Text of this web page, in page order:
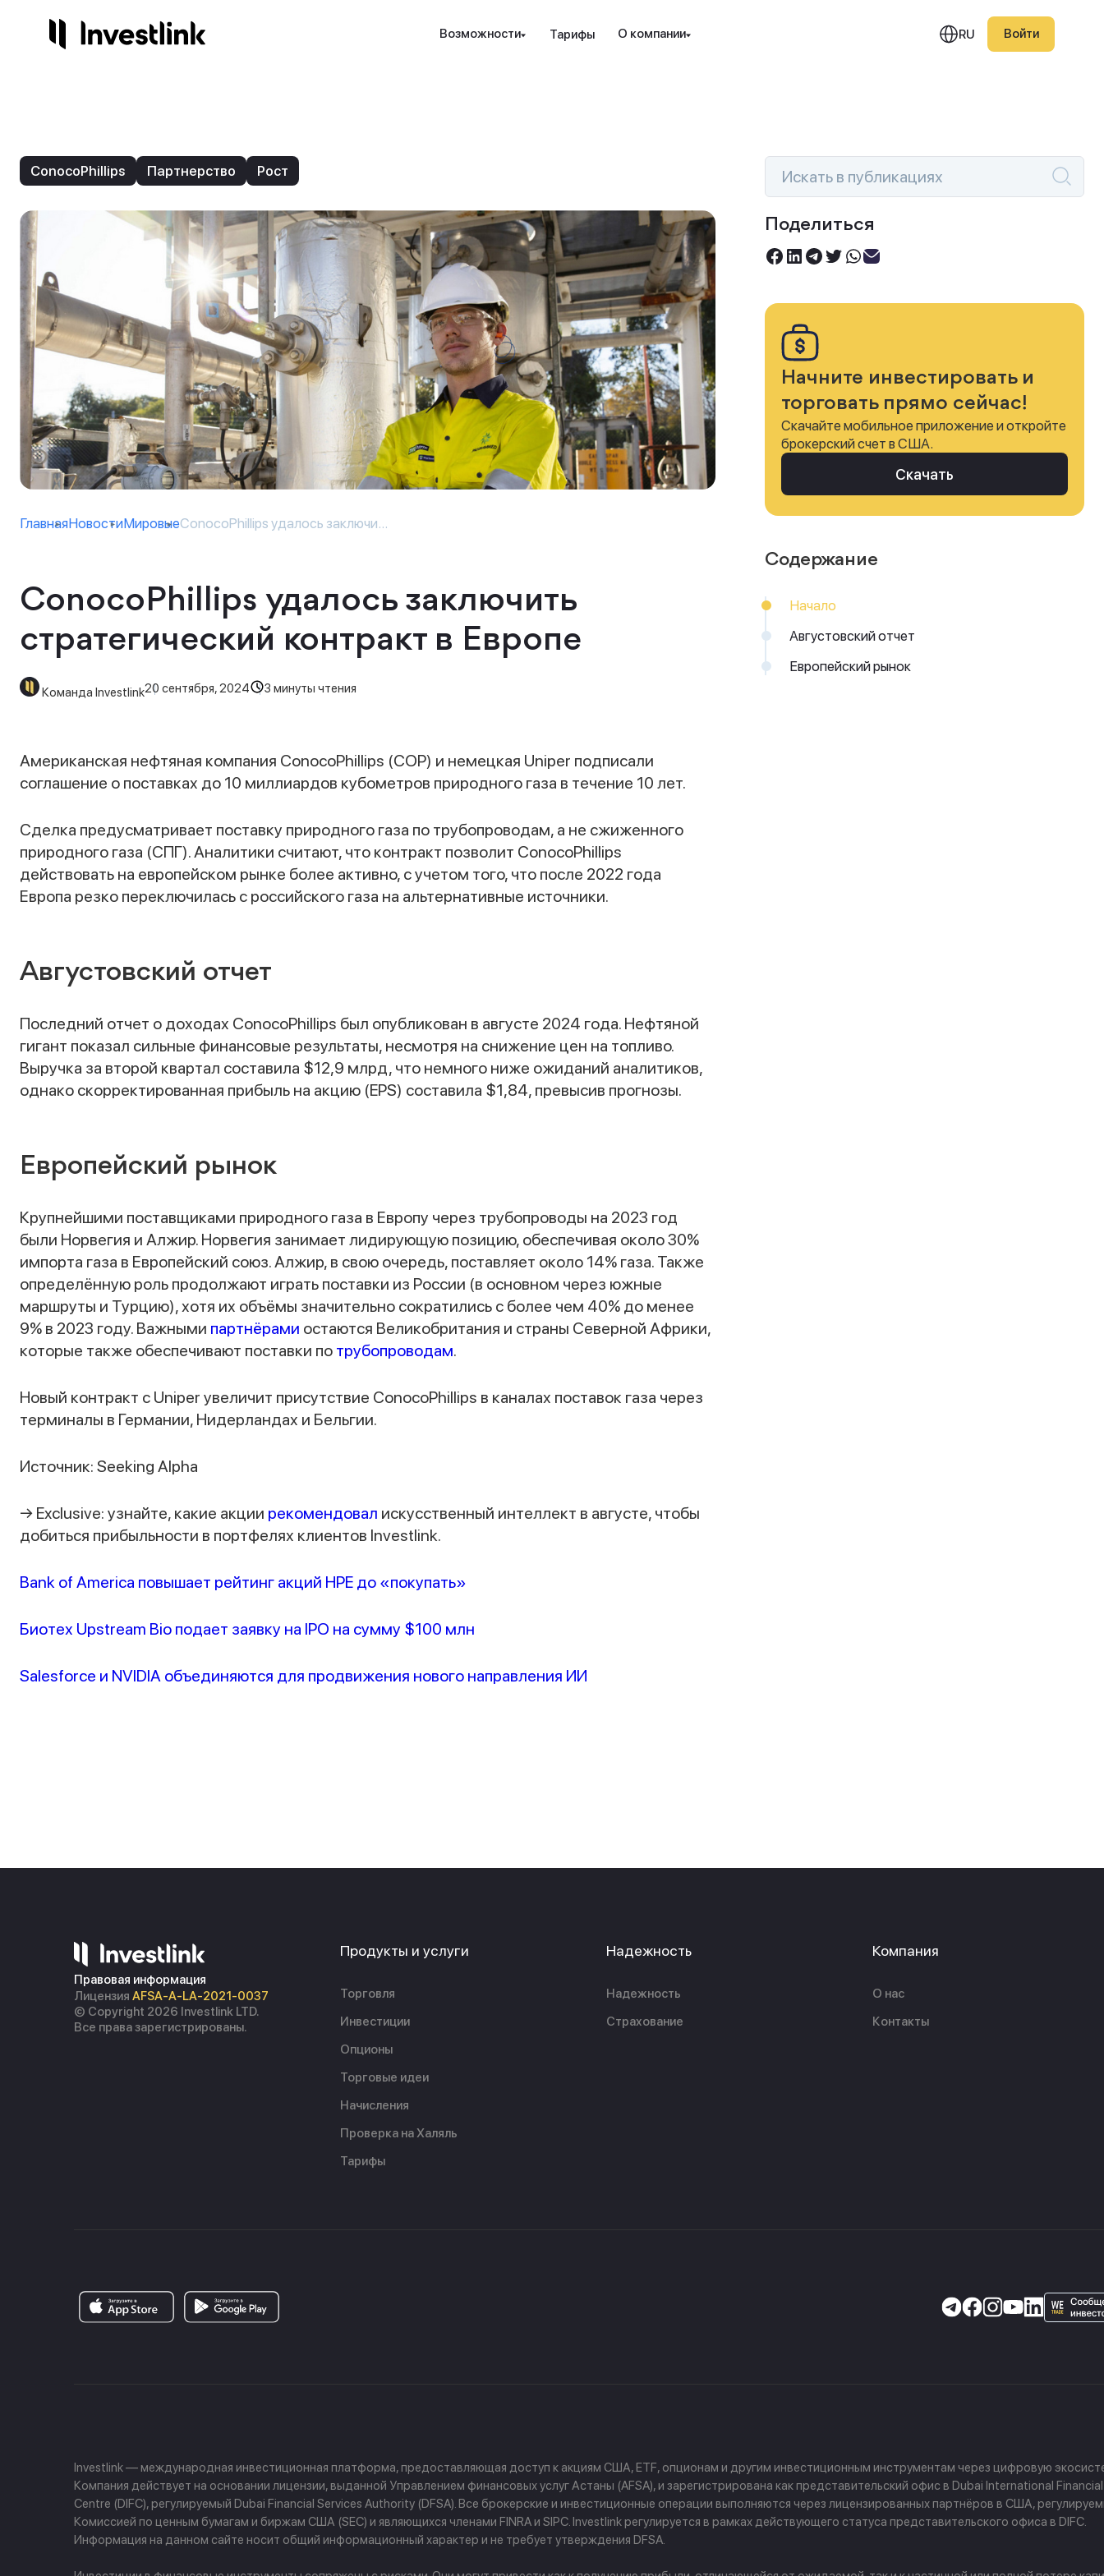
Возможности
Опционы
Начисления 3.25%
NEW
Торговые идеи Аналитика PRO
Торгуйте акциями без комиссий
Тарифы О компании
Контакты
Страхование счетов
Акции SpaceX отыгрывают
падение после
разблокировки бумаг на
$100 млрд
RU Войти
ConocoPhillips Партнерство Рост
ГлавнаяНовостиМировыеConocoPhillips удалось заключи...
ConocoPhillips удалось заключить
стратегический контракт в Европе
Команда Investlink20 сентября, 2024 3 минуты чтения
Американская нефтяная компания ConocoPhillips (COP) и немецкая Uniper подписали
соглашение о поставках до 10 миллиардов кубометров природного газа в течение 10 лет.
Сделка предусматривает поставку природного газа по трубопроводам, а не сжиженного
природного газа (СПГ). Аналитики считают, что контракт позволит ConocoPhillips
действовать на европейском рынке более активно, с учетом того, что после 2022 года
Европа резко переключилась с российского газа на альтернативные источники.
Августовский отчет
Последний отчет о доходах ConocoPhillips был опубликован в августе 2024 года. Нефтяной
гигант показал сильные финансовые результаты, несмотря на снижение цен на топливо.
Выручка за второй квартал составила $12,9 млрд, что немного ниже ожиданий аналитиков,
однако скорректированная прибыль на акцию (EPS) составила $1,84, превысив прогнозы.
Европейский рынок
Крупнейшими поставщиками природного газа в Европу через трубопроводы на 2023 год
были Норвегия и Алжир. Норвегия занимает лидирующую позицию, обеспечивая около 30%
импорта газа в Европейский союз. Алжир, в свою очередь, поставляет около 14% газа. Также
определённую роль продолжают играть поставки из России (в основном через южные
маршруты и Турцию), хотя их объёмы значительно сократились с более чем 40% до менее
9% в 2023 году. Важными партнёрами остаются Великобритания и страны Северной Африки,
которые также обеспечивают поставки по трубопроводам.
Новый контракт с Uniper увеличит присутствие ConocoPhillips в каналах поставок газа через
терминалы в Германии, Нидерландах и Бельгии.
Источник: Seeking Alpha
→ Exclusive: узнайте, какие акции рекомендовал искусственный интеллект в августе, чтобы
добиться прибыльности в портфелях клиентов Investlink.
Bank of America повышает рейтинг акций HPE до «покупать»
Биотех Upstream Bio подает заявку на IPO на сумму $100 млн
Salesforce и NVIDIA объединяются для продвижения нового направления ИИ
Поделиться
Начните инвестировать и
торговать прямо сейчас!
Скачайте мобильное приложение и откройте
брокерский счет в США.
Скачать
Содержание
Начало
Августовский отчет
Европейский рынок
Наведите камеру телефона на QR-код,
чтобы скачать мобильное приложение.
Наши консультанты свяжутся с вами в
Правовая информация
Лицензия AFSA-A-LA-2021-0037
© Copyright 2026 Investlink LTD.
Все права зарегистрированы.
Продукты и услуги
Торговля
Инвестиции
Опционы
Торговые идеи
Начисления
Проверка на Халяль
Тарифы
Надежность
Надежность
Страхование
Компания
О нас
Контакты
Investlink — международная инвестиционная платформа, предоставляющая доступ к акциям США, ETF, опционам и другим инвестиционным инструментам через цифровую
Компания действует на основании лицензии, выданной Управлением финансовых услуг Астаны (AFSA), и зарегистрирована как представительский офис в Dubai International Financial
Centre (DIFC), регулируемый Dubai Financial Services Authority (DFSA). Все брокерские и инвестиционные операции выполняются через лицензированных партнёров в США,
Комиссией по ценным бумагам и биржам США (SEC) и являющихся членами FINRA и SIPC. Investlink регулируется в рамках действующего статуса представительского офиса в DIFC.
Информация на данном сайте носит общий информационный характер и не требует утверждения DFSA.